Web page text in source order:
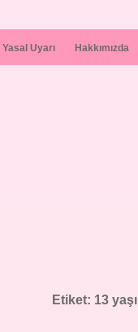
Yasal Uyarı Hakkımızda
Etiket: 13